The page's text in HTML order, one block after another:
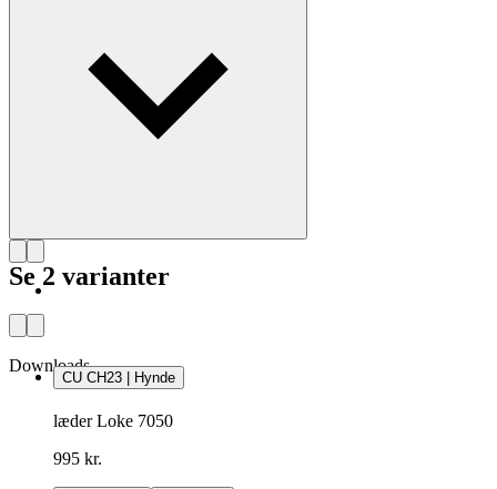
Downloads
Se 2 varianter
CU CH23 | Hynde
læder Loke 7050
995 kr.